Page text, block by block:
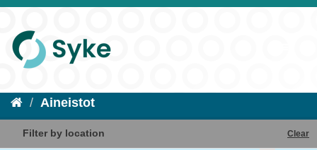
Aineistot
Filter by location Clear